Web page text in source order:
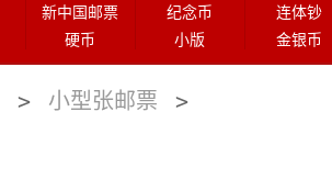
新中国邮票 纪念币 连体钞
硬币 小版 金银币
> 小型张邮票 >